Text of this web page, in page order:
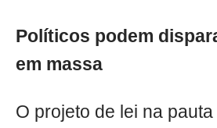
Políticos podem
em massa
O projeto de lei na